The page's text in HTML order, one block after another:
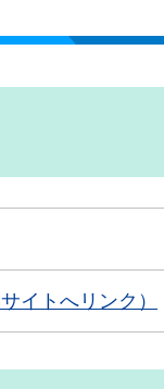
イトへリンク）